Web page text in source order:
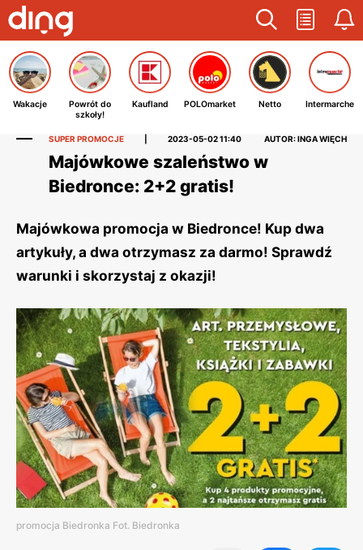
Wakacje
Powrót do
szkoły!
Kaufland POLOmarket Netto Intermarche
SUPER PROMOCJE 2023-05-02 11:40 AUTOR: INGA WIĘCH
Majówkowe szaleństwo w
Biedronce: 2+2 gratis!
Majówkowa promocja w Biedronce! Kup dwa
artykuły, a dwa otrzymasz za darmo! Sprawdź
warunki i skorzystaj z okazji!
promocja Biedronka Fot. Biedronka